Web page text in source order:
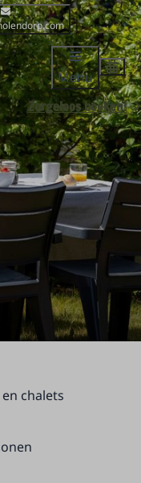
Menu
Zorgeloos boeken!
chalets